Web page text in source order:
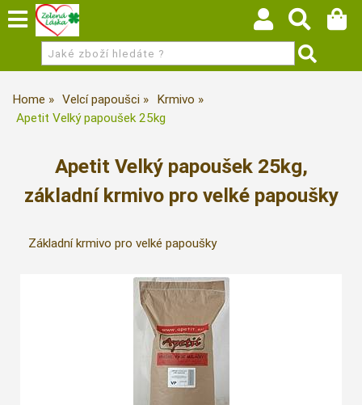
Home Velcí papoušci
Krmivo
Apetit Velký papoušek 25kg
Apetit Velký papoušek 25kg,
základní krmivo pro velké papoušky
Základní krmivo pro velké papoušky